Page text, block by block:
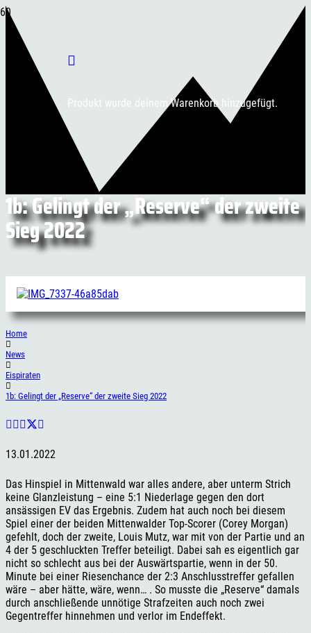
Produkt wurde deinem Warenkorb hinzugefügt.
1b: Gelingt der „Reserve“ der zweite
Sieg 2022
Home
News
Eispiraten
1b: Gelingt der „Reserve“ der zweite Sieg 2022
13.01.2022
Das Hinspiel in Mittenwald war alles andere, aber unterm Strich
keine Glanzleistung – eine 5:1 Niederlage gegen den dort
ansässigen EV das Ergebnis. Zudem hat auch noch bei diesem
Spiel einer der beiden Mittenwalder Top-Scorer (Corey Morgan)
gefehlt, doch der zweite, Louis Mutz, war mit von der Partie und an
4 der 5 geschluckten Treffer beteiligt. Dabei sah es eigentlich gar
nicht so schlecht aus bei der Auswärtspartie, wenn in der 50.
Minute bei einer Riesenchance der 2:3 Anschlusstreffer gefallen
wäre – aber hätte, wäre, wenn… . So musste die „Reserve“ damals
durch anschließende unnötige Strafzeiten auch noch zwei
Gegentreffer hinnehmen und verlor im Endeffekt.